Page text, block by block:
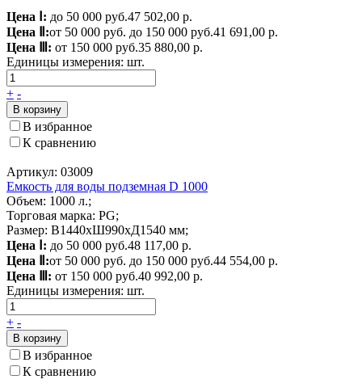
Цена Ⅰ: до 50 000 руб.47 502,00 р.
Цена Ⅱ:от 50 000 руб. до 150 000 руб.41 691,00 р.
Цена Ⅲ: от 150 000 руб.35 880,00 р.
Единицы измерения: шт.
+ -
В корзину
В избранное
К сравнению
Артикул: 03009
Емкость для воды подземная D 1000
Объем: 1000 л.;
Торговая марка: PG;
Размер: В1440хШ990хД1540 мм;
Цена Ⅰ: до 50 000 руб.48 117,00 р.
Цена Ⅱ:от 50 000 руб. до 150 000 руб.44 554,00 р.
Цена Ⅲ: от 150 000 руб.40 992,00 р.
Единицы измерения: шт.
+ -
В корзину
В избранное
К сравнению